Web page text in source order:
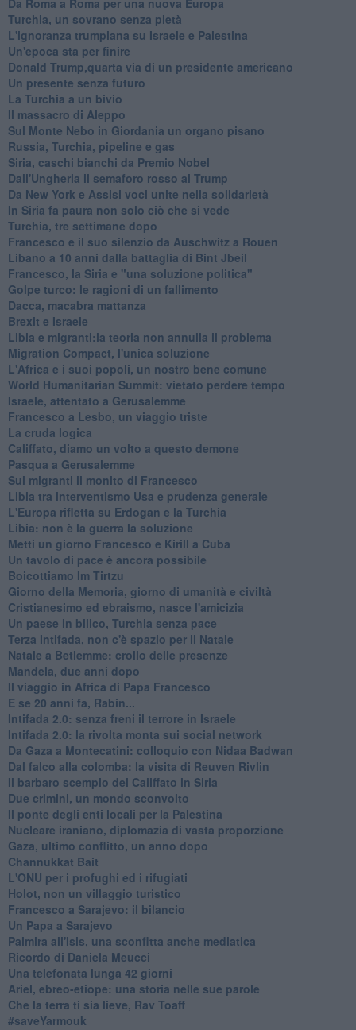
Turchia, un sovrano senza pietà
L'ignoranza trumpiana su Israele e Palestina
Un'epoca sta per finire
Donald Trump,quarta via di un presidente americano
Un presente senza futuro
La Turchia a un bivio
Il massacro di Aleppo
Sul Monte Nebo in Giordania un organo pisano
Russia, Turchia, pipeline e gas
Siria, caschi bianchi da Premio Nobel
Dall'Ungheria il semaforo rosso ai Trump
Da New York e Assisi voci unite nella solidarietà
In Siria fa paura non solo ciò che si vede
Turchia, tre settimane dopo
Francesco e il suo silenzio da Auschwitz a Rouen
Libano a 10 anni dalla battaglia di Bint Jbeil
Francesco, la Siria e "una soluzione politica"
Golpe turco: le ragioni di un fallimento
Dacca, macabra mattanza
Brexit e Israele
Libia e migranti:la teoria non annulla il problema
Migration Compact, l'unica soluzione
L'Africa e i suoi popoli, un nostro bene comune
World Humanitarian Summit: vietato perdere tempo
Israele, attentato a Gerusalemme
Francesco a Lesbo, un viaggio triste
La cruda logica
Califfato, diamo un volto a questo demone
Pasqua a Gerusalemme
Sui migranti il monito di Francesco
Libia tra interventismo Usa e prudenza generale
L'Europa rifletta su Erdogan e la Turchia
Libia: non è la guerra la soluzione
Metti un giorno Francesco e Kirill a Cuba
Un tavolo di pace è ancora possibile
Boicottiamo Im Tirtzu
Giorno della Memoria, giorno di umanità e civiltà
Cristianesimo ed ebraismo, nasce l'amicizia
Un paese in bilico, Turchia senza pace
Terza Intifada, non c'è spazio per il Natale
Natale a Betlemme: crollo delle presenze
Mandela, due anni dopo
Il viaggio in Africa di Papa Francesco
E se 20 anni fa, Rabin...
Intifada 2.0: senza freni il terrore in Israele
Intifada 2.0: la rivolta monta sui social network
Da Gaza a Montecatini: colloquio con Nidaa Badwan
Dal falco alla colomba: la visita di Reuven Rivlin
Il barbaro scempio del Califfato in Siria
Due crimini, un mondo sconvolto
Il ponte degli enti locali per la Palestina
Nucleare iraniano, diplomazia di vasta proporzione
Gaza, ultimo conflitto, un anno dopo
Channukkat Bait
L'ONU per i profughi ed i rifugiati
Holot, non un villaggio turistico
Francesco a Sarajevo: il bilancio
Un Papa a Sarajevo
Palmira all'Isis, una sconfitta anche mediatica
Ricordo di Daniela Meucci
​Una telefonata lunga 42 giorni
​Ariel, ebreo-etiope: una storia nelle sue parole
Che la terra ti sia lieve, Rav Toaff
​#saveYarmouk